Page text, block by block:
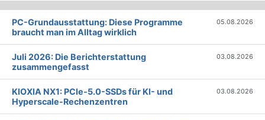
PC-Grundausstattung: Diese Programme
braucht man im Alltag wirklich
05.08.2026
Juli 2026: Die Bericht­erstattung
zusammengefasst
03.08.2026
KIOXIA NX1: PCIe-5.0-SSDs für KI- und
Hyperscale-Rechenzentren
03.08.2026